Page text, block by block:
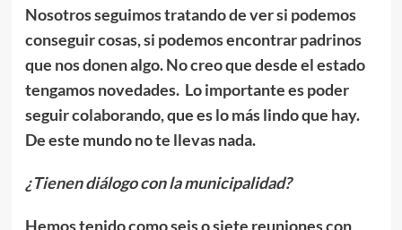
Nosotros seguimos tratando de ver si podemos
conseguir cosas, si podemos encontrar padrinos
que nos donen algo. No creo que desde el estado
tengamos novedades. Lo importante es poder
seguir colaborando, que es lo más lindo que hay.
De este mundo no te llevas nada.
¿Tienen diálogo con la municipalidad?
Hemos tenido como seis o siete reuniones con